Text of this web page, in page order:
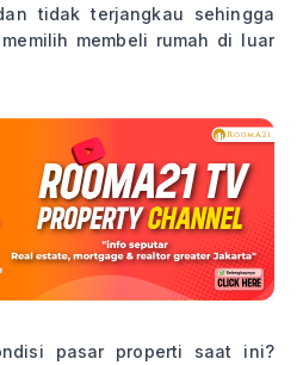
tidak terjangkau sehingga
membeli rumah di luar
pasar properti saat ini?